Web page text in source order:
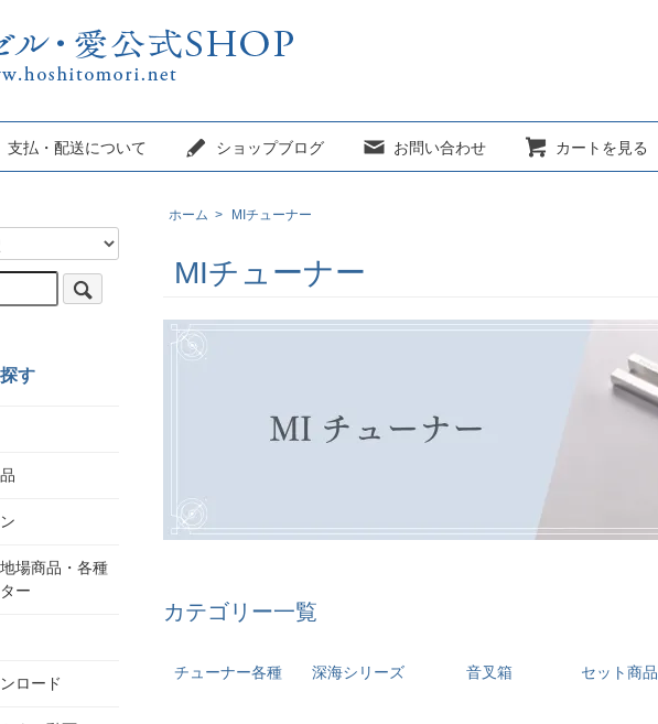
支払・配送について ショップブログ お問い合わせ カートを見る
ホーム > MIチューナー
MIチューナー
カテゴリー一覧
チューナー各種 深海シリーズ 音叉箱 セット商品
す
場商品・各種
ー
ロード